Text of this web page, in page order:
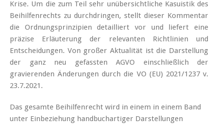
Krise. Um die zum Teil sehr unübersichtliche Kasuistik des
Beihilfenrechts zu durchdringen, stellt dieser Kommentar
die Ordnungsprinzipien detailliert vor und liefert eine
präzise Erläuterung der relevanten Richtlinien und
Entscheidungen. Von großer Aktualität ist die Darstellung
der ganz neu gefassten AGVO einschließlich der
gravierenden Änderungen durch die VO (EU) 2021/1237 v.
23.7.2021.
Das gesamte Beihilfenrecht wird in einem in einem Band
unter Einbeziehung handbuchartiger Darstellungen